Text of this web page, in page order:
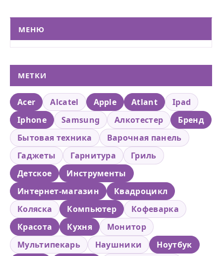
МЕНЮ
МЕТКИ
Acer Alcatel Apple Atlant
Ipad
Iphone
Samsung Алкотестер
Бренд
Бытовая техника
Варочная панель
Гаджеты
Гарнитура
Гриль
Детское
Инструменты
Интернет-магазин
Квадроцикл
Коляска
Компьютер
Кофеварка
Красота
Кухня
Монитор
Мультипекарь
Наушники Ноутбук